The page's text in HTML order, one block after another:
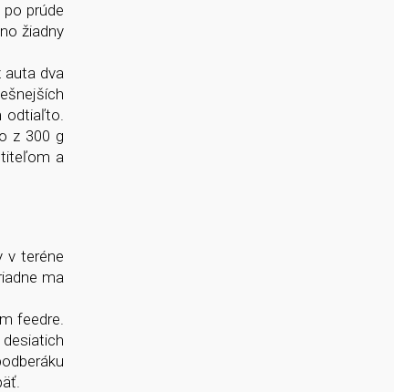
prúde
žiadny
auta dva
odtiaľto.
z 300 g
a
v teréne
ma
feedre.